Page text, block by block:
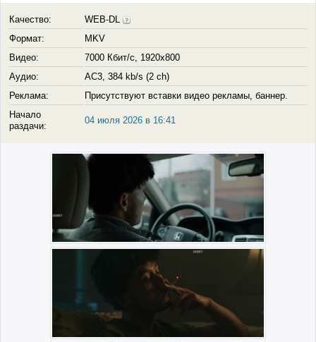
Качество:
WEB-DL
Формат:
MKV
Видео:
7000 Кбит/с, 1920x800
Аудио:
AC3, 384 kb/s (2 ch)
Реклама:
Присутствуют вставки видео рекламы, баннер.
Начало
раздачи:
04 июля 2026 в 16:41